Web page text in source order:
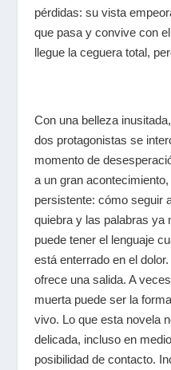
pérdidas: su vista
que pasa y convive con
llegue la ceguera total,
Con una belleza
dos protagonistas se
momento de
a un gran
persistente: cómo seguir
quiebra y las palabras ya
puede tener el lenguaje
está enterrado en el
ofrece una salida. A
muerta puede ser la
vivo. Lo que esta novela
delicada, incluso en
posibilidad de contacto.